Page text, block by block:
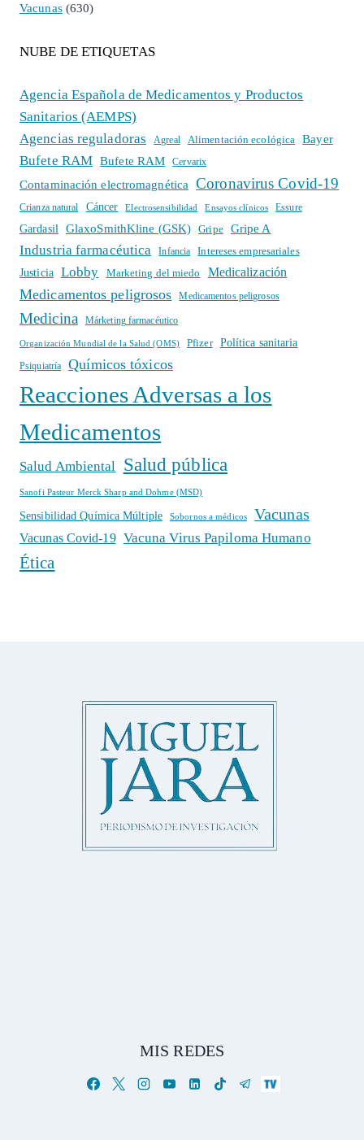
Vacunas(630)
NUBE DE ETIQUETAS
Agencia Española de Medicamentos y Productos
Sanitarios (AEMPS)
Agencias reguladoras
Agreal Alimentación ecológica Bayer
Bufete RAM Bufete RAM Cervarix
Contaminación electromagnética Coronavirus Covid-19
Crianza natural Cáncer Electrosensibilidad Ensayos clínicos Essure
Gardasil GlaxoSmithKline (GSK) Gripe Gripe A
Industria farmacéutica Infancia
Intereses empresariales
Justicia
Lobby Marketing del miedo Medicalización
Medicamentos peligrosos Medicamentos peligrosos
Medicina Márketing farmacéutico
Organización Mundial de la Salud (OMS) Pfizer Política sanitaria
Psiquiatría Químicos tóxicos
Reacciones Adversas a los
Medicamentos
Salud Ambiental Salud pública
Sanofi Pasteur Merck Sharp and Dohme (MSD)
Sensibilidad Química Múltiple Sobornos a médicos Vacunas
Vacunas Covid-19 Vacuna Virus Papiloma Humano
Ética
MIS REDES